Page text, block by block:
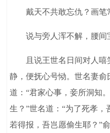
戴天不共敢忘仇？画笔
说与旁人浑不解，腰间
且说王世名日间对人嘻
静，便抚心号恸。世名妻
道：“君家心事，妾所洞知
生？”世名道：“为了死孝，
若得报，吾岂愿偷生耶？”